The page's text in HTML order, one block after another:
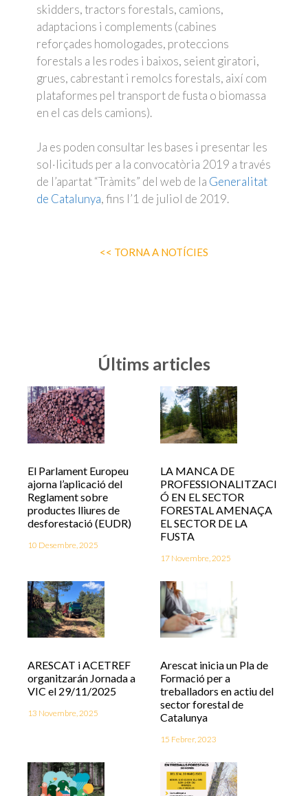
skidders, tractors forestals, camions,
adaptacions i complements (cabines
reforçades homologades, proteccions
forestals a les rodes i baixos, seient giratori,
grues, cabrestant i remolcs forestals, així com
plataformes pel transport de fusta o biomassa
en el cas dels camions).
Ja es poden consultar les bases i presentar les
sol·licituds per a la convocatòria 2019 a través
de l’apartat “Tràmits” del web de la Generalitat
de Catalunya, fins l’1 de juliol de 2019.
<< TORNA A NOTÍCIES
Últims articles
El Parlament Europeu
ajorna l’aplicació del
Reglament sobre
productes lliures de
desforestació (EUDR)
10 Desembre, 2025
LA MANCA DE
PROFESSIONALITZACI
Ó EN EL SECTOR
FORESTAL AMENAÇA
EL SECTOR DE LA
FUSTA
17 Novembre, 2025
ARESCAT i ACETREF
organitzarán Jornada a
VIC el 29/11/2025
13 Novembre, 2025
Arescat inicia un Pla de
Formació per a
treballadors en actiu del
sector forestal de
Catalunya
15 Febrer, 2023